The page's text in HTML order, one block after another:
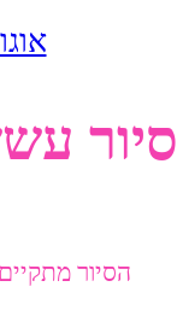
סיור
הסיור
אוגוסט